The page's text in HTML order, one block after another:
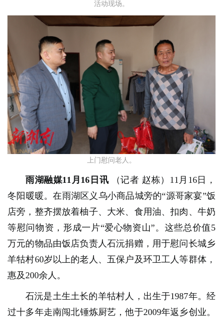
活动现场。
上门慰问老人。
雨湖融媒11月16日讯 （记者 赵栋） 11月16日，
冬阳暖暖。在雨湖区义乌小商品城旁的“源哥家宴”饭
店旁，整齐摆放着柚子、大米、食用油、扣肉、牛奶
等慰问物资，形成一片“爱心物资山”。这些总价值5
万元的物品由饭店负责人石沅捐赠，用于慰问长城乡
羊牯村60岁以上的老人、五保户及环卫工人等群体，
惠及200余人。
石沅是土生土长的羊牯村人，出生于1987年。经
过十多年走南闯北锤炼厨艺，他于2009年返乡创业。